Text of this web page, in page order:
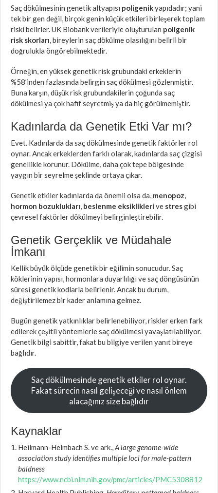
Saç dökülmesinin genetik altyapısı poligenikyapıdadır; yani
tek bir gen değil, birçok genin küçük etkileri birleşerek toplam
riski belirler. UK Biobank verileriyle oluşturulan poligenik
risk skorları, bireylerin saç dökülme olasılığını belirli bir
doğrulukla öngörebilmektedir.
Örneğin, en yüksek genetik risk grubundaki erkeklerin
%58’inden fazlasında belirgin saç dökülmesi gözlenmiştir.
Buna karşın, düşük risk grubundakilerin çoğunda saç
dökülmesi ya çok hafif seyretmiş ya da hiç görülmemiştir.
Kadınlarda da Genetik Etki Var mı?
Evet. Kadınlarda da saç dökülmesinde genetik faktörler rol
oynar. Ancak erkeklerden farklı olarak, kadınlarda saç çizgisi
genellikle korunur. Dökülme, daha çok tepe bölgesinde
yaygın bir seyrelme şeklinde ortaya çıkar.
Genetik etkiler kadınlarda da önemli olsa da, menopoz,
hormon bozuklukları, beslenme eksiklikleri ve stresgibi
çevresel faktörler dökülmeyi belirginleştirebilir.
Genetik Gerçeklik ve Müdahale
İmkanı
Kellik büyük ölçüde genetik bir eğilimin sonucudur. Saç
köklerinin yapısı, hormonlara duyarlılığı ve saç döngüsünün
süresi genetik kodlarla belirlenir. Ancak bu durum,
değiştirilemez bir kader anlamına gelmez.
Bugün genetik yatkınlıklar belirlenebiliyor, riskler erken fark
edilerek çeşitli yöntemlerle saç dökülmesi yavaşlatılabiliyor.
Genetik bilgi sabittir, fakat bu bilgiye verilen yanıt bireye
bağlıdır.
Saç dökülmesinde genetik etkiler rol oynar.
Fakat sürecin nasıl gelişeceği ve nasıl önlem
alacağınız size bağlıdır
Kaynaklar
Heilmann-Helmbach S. ve ark.,A large genome-wide
association study identifies multiple loci for male-pattern
baldness
https://www.ncbi.nlm.nih.gov/pmc/articles/PMC5308812